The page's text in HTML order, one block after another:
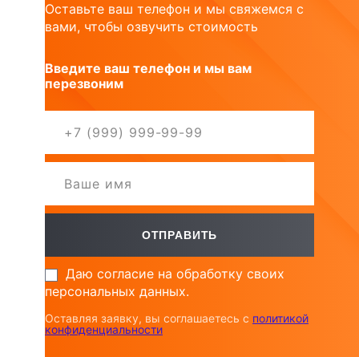
Оставьте ваш телефон и мы свяжемся с
вами, чтобы озвучить стоимость
Введите ваш телефон и мы вам
перезвоним
Даю согласие на обработку своих
персональных данных.
Оставляя заявку, вы соглашаетесь с политикой
конфиденциальности